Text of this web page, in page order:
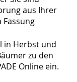
aus Ihrer
in Herbst und
zu den
Online ein.